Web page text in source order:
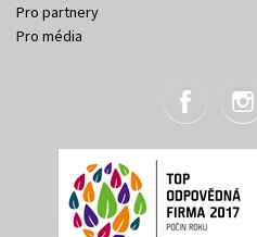
Pro partnery
Pro média